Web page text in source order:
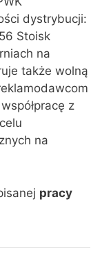
dystrybucji:
Stoisk
na
także wolną
z
na
pracy